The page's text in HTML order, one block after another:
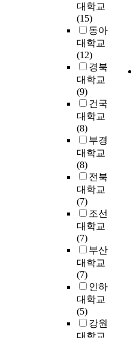
대학교
(15)
동아
대학교
(12)
경북
대학교
(9)
건국
대학교
(8)
부경
대학교
(8)
전북
대학교
(7)
조선
대학교
(7)
부산
대학교
(7)
인하
대학교
(5)
강원